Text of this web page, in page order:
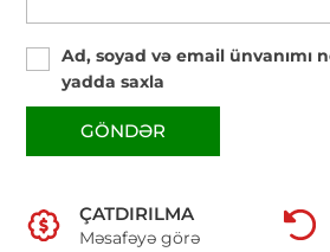
Ad, soyad və email ünvanımı
yadda saxla
GÖNDƏR
ÇATDIRILMA
Məsafəyə görə